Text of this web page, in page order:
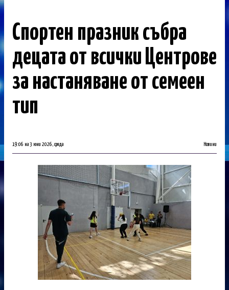
Спортен празник събра
децата от всички Центрове
за настаняване от семеен
тип
19:06 на 3 юни 2026, сряда Новини